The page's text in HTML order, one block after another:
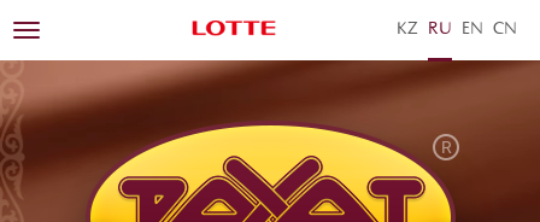
KZ RU EN ZH
Toggle
navigation